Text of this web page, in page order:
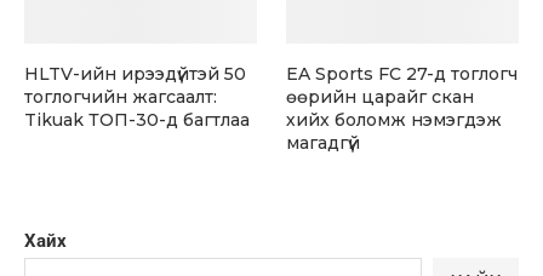
Хайх
HLTV-ийн ирээдүйтэй 50
тоглогчийн жагсаалт:
Tikuak ТОП-30-д багтлаа
EA Sports FC 27-д тоглогч
өөрийн царайг скан
хийх боломж нэмэгдэж
магадгүй